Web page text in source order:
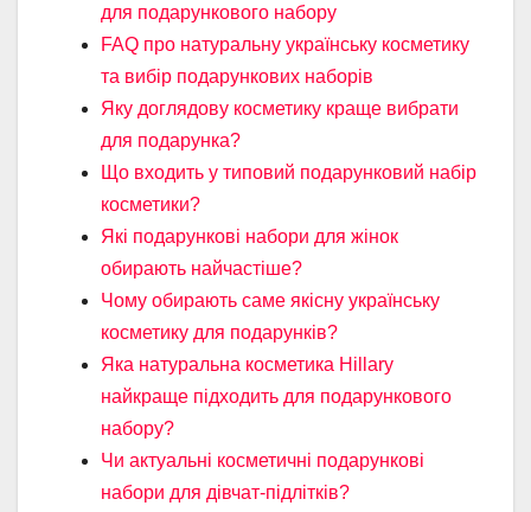
для подарункового набору
FAQ про натуральну українську косметику
та вибір подарункових наборів
Яку доглядову косметику краще вибрати
для подарунка?
Що входить у типовий подарунковий набір
косметики?
Які подарункові набори для жінок
обирають найчастіше?
Чому обирають саме якісну українську
косметику для подарунків?
Яка натуральна косметика Hillary
найкраще підходить для подарункового
набору?
Чи актуальні косметичні подарункові
набори для дівчат-підлітків?